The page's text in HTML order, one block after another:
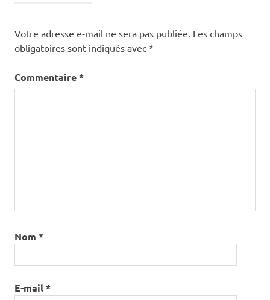
Votre adresse e-mail ne sera pas publiée. Les champs
obligatoires sont indiqués avec *
Commentaire*
Nom *
E-mail*